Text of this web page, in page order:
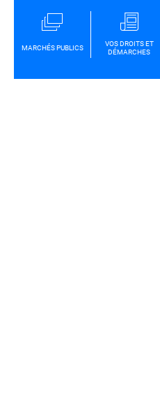
MARCHÉS PUBLICS
VOS DROITS ET
DÉMARCHES